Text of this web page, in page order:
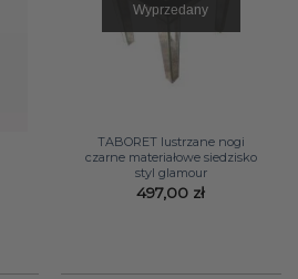
Wyprzedany
TABORET lustrzane nogi
czarne materiałowe siedzisko
styl glamour
497,00 zł